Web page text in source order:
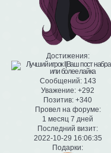
Достижения:
Сообщений:143
Уважение: +292
Позитив: +340
Провел на форуме:
1 месяц 7 дней
Последний визит:
2022-10-29 16:06:35
Подарки: